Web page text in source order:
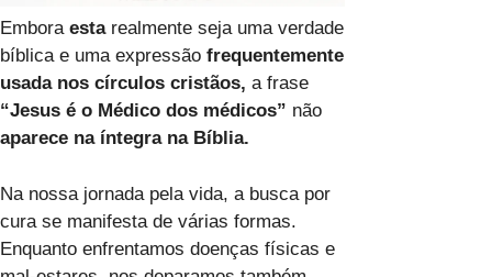
Embora estarealmente seja uma verdade
bíblica e uma expressão frequentemente
usada nos círculos cristãos, a frase
“Jesus é o Médico dos médicos” não
aparece na íntegra na Bíblia.
Na nossa jornada pela vida, a busca por
cura se manifesta de várias formas.
Enquanto enfrentamos doenças físicas e